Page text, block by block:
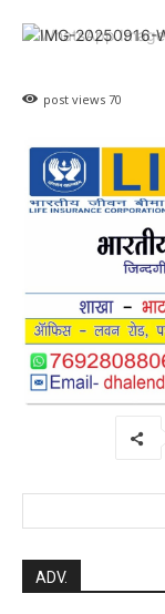
ADV.